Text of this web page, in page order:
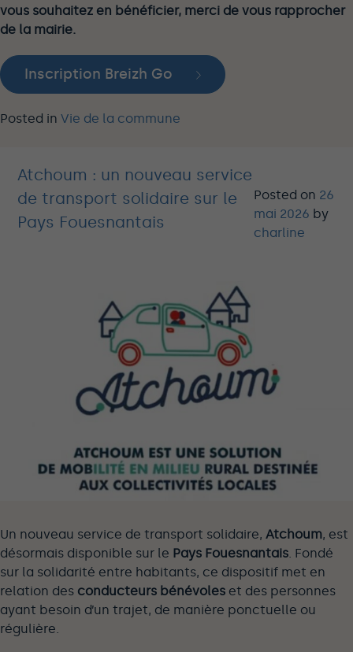
vous souhaitez en bénéficier, merci de vous rapprocher
de la mairie.
Inscription Breizh Go
Posted in Vie de la commune
Atchoum : un nouveau service
de transport solidaire sur le
Pays Fouesnantais
Posted on 26
mai 2026 by
charline
Un nouveau service de transport solidaire, Atchoum, est
désormais disponible sur le Pays Fouesnantais. Fondé
sur la solidarité entre habitants, ce dispositif met en
relation des conducteurs bénévoles et des personnes
ayant besoin d’un trajet, de manière ponctuelle ou
régulière.